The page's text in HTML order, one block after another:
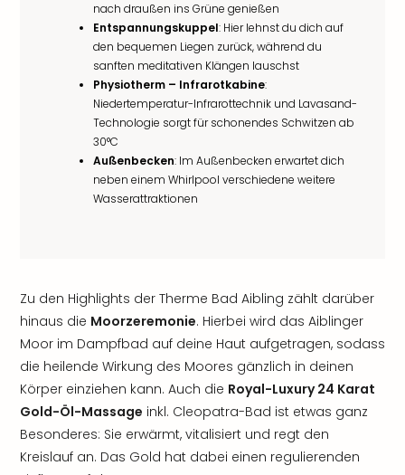
nach draußen ins Grüne genießen
Entspannungskuppel: Hier lehnst du dich auf
den bequemen Liegen zurück, während du
sanften meditativen Klängen lauschst
Physiotherm – Infrarotkabine:
Niedertemperatur-Infrarottechnik und Lavasand-
Technologie sorgt für schonendes Schwitzen ab
30°C
Außenbecken: Im Außenbecken erwartet dich
neben einem Whirlpool verschiedene weitere
Wasserattraktionen
Zu den Highlights der Therme Bad Aibling zählt darüber
hinaus die Moorzeremonie. Hierbei wird das Aiblinger
Moor im Dampfbad auf deine Haut aufgetragen, sodass
die heilende Wirkung des Moores gänzlich in deinen
Körper einziehen kann. Auch die Royal-Luxury 24 Karat
Gold-Öl-Massage inkl. Cleopatra-Bad ist etwas ganz
Besonderes: Sie erwärmt, vitalisiert und regt den
Kreislauf an. Das Gold hat dabei einen regulierenden